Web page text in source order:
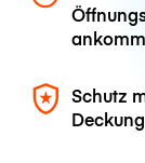
Schutz